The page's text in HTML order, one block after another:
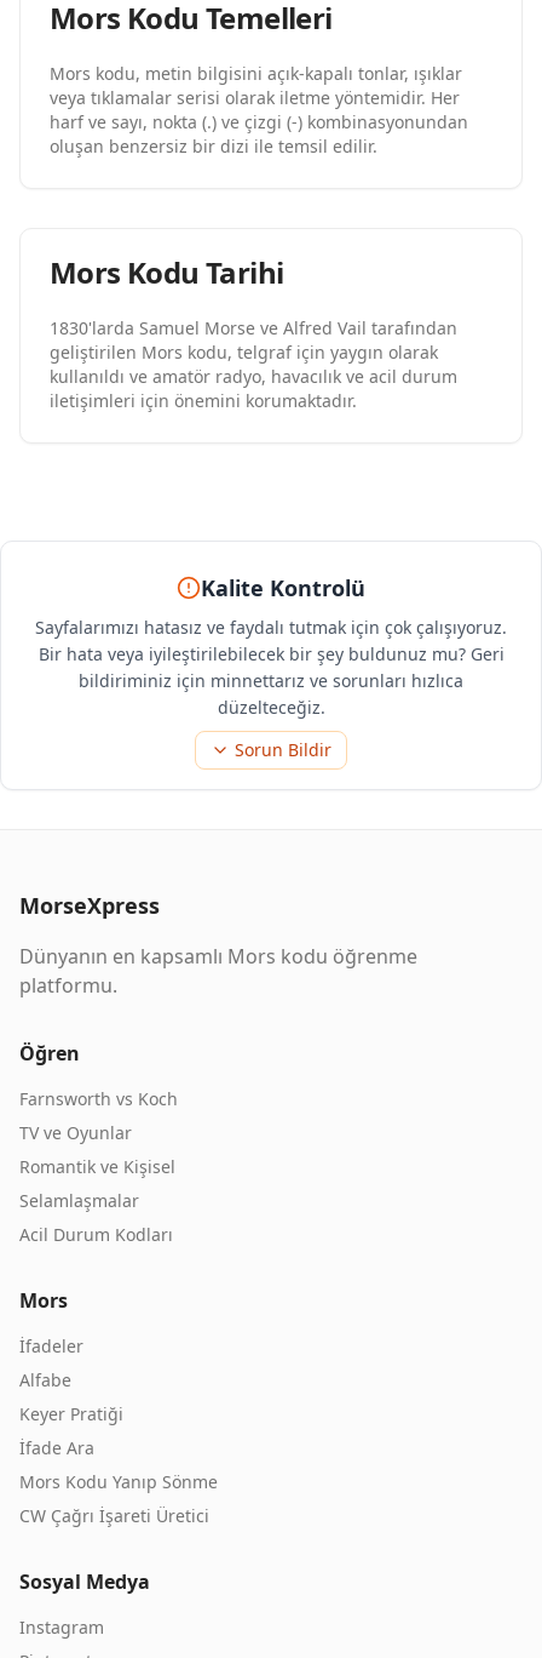
Mors Kodu Temelleri
Mors kodu, metin bilgisini açık-kapalı tonlar, ışıklar
veya tıklamalar serisi olarak iletme yöntemidir. Her
harf ve sayı, nokta (.) ve çizgi (-) kombinasyonundan
oluşan benzersiz bir dizi ile temsil edilir.
Mors Kodu Tarihi
1830'larda Samuel Morse ve Alfred Vail tarafından
geliştirilen Mors kodu, telgraf için yaygın olarak
kullanıldı ve amatör radyo, havacılık ve acil durum
iletişimleri için önemini korumaktadır.
Kalite Kontrolü
Sayfalarımızı hatasız ve faydalı tutmak için çok çalışıyoruz.
Bir hata veya iyileştirilebilecek bir şey buldunuz mu? Geri
bildiriminiz için minnettarız ve sorunları hızlıca
düzelteceğiz.
Sorun Bildir
MorseXpress
Dünyanın en kapsamlı Mors kodu öğrenme
platformu.
Öğren
Farnsworth vs Koch
TV ve Oyunlar
Romantik ve Kişisel
Selamlaşmalar
Acil Durum Kodları
Mors
İfadeler
Alfabe
Keyer Pratiği
İfade Ara
Mors Kodu Yanıp Sönme
CW Çağrı İşareti Üretici
Sosyal Medya
Instagram